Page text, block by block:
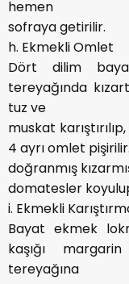
hemen
sofraya getirilir.
h. Ekmekli Omlet
Dört dilim
tereyağında
tuz ve
muskat
4 ayrı omlet
doğranmış
domatesler
i. Ekmekli
Bayat ekmek
kaşığı
tereyağına